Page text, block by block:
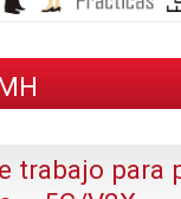
trabajo para